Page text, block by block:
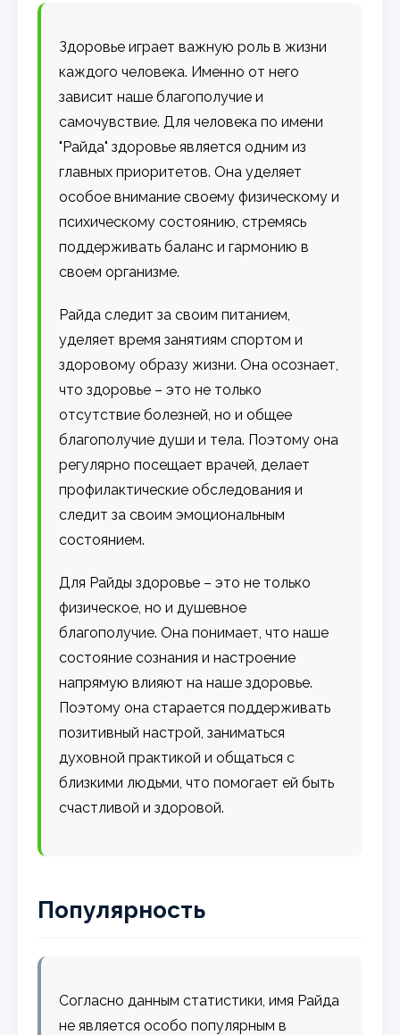
Здоровье играет важную роль в жизни
каждого человека. Именно от него
зависит наше благополучие и
самочувствие. Для человека по имени
"Райда" здоровье является одним из
главных приоритетов. Она уделяет
особое внимание своему физическому и
психическому состоянию, стремясь
поддерживать баланс и гармонию в
своем организме.
Райда следит за своим питанием,
уделяет время занятиям спортом и
здоровому образу жизни. Она осознает,
что здоровье – это не только
отсутствие болезней, но и общее
благополучие души и тела. Поэтому она
регулярно посещает врачей, делает
профилактические обследования и
следит за своим эмоциональным
состоянием.
Для Райды здоровье – это не только
физическое, но и душевное
благополучие. Она понимает, что наше
состояние сознания и настроение
напрямую влияют на наше здоровье.
Поэтому она старается поддерживать
позитивный настрой, заниматься
духовной практикой и общаться с
близкими людьми, что помогает ей быть
счастливой и здоровой.
Популярность
Согласно данным статистики, имя Райда
не является особо популярным в